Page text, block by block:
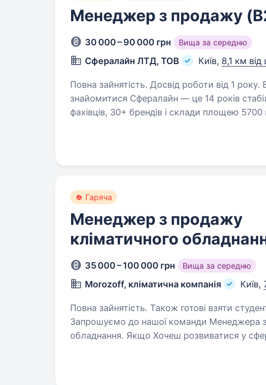
Менеджер з продажу
30 000 – 90 000 грн Вища за середню
Сфералайн ЛТД, ТОВ Київ, 8,1 км від
Повна зайнятість. Досвід роботи від 1 року. Вища
знайомитися Сфералайн — це 14 років
фахівців, 30+ брендів і склади площею
Гаряча
Менеджер з продажу
кліматичного
35 000 – 100 000 грн Вища за середню
Morozoff, кліматична компанія Київ,
Повна зайнятість. Також готові взяти
Запрошуємо до нашої команди Менеджера
обладнання. Якщо Хочеш розвиватися у